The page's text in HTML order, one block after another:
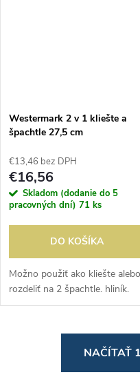
Westermark 2 v 1 kliešte a
špachtle 27,5 cm
€13,46 bez DPH
€16,56
Skladom (dodanie do 5
pracovných dní) 71 ks
DO KOŠÍKA
Možno použiť ako kliešte alebo
rozdeliť na 2 špachtle. hliník.
NAČÍTAŤ